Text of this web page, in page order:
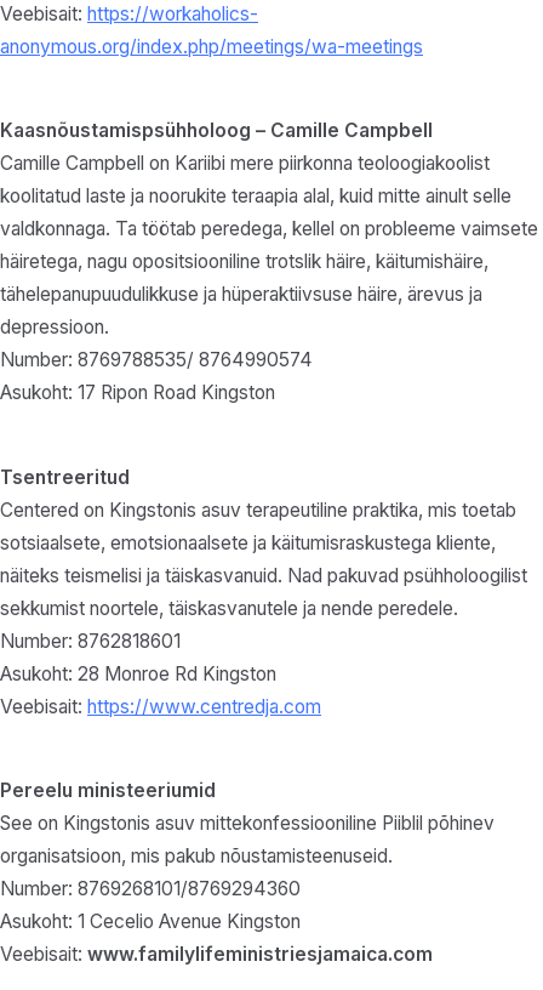
Veebisait: https://workaholics-
anonymous.org/index.php/meetings/wa-meetings
Kaasnõustamispsühholoog – Camille Campbell
Camille Campbell on Kariibi mere piirkonna teoloogiakoolist
koolitatud laste ja noorukite teraapia alal, kuid mitte ainult selle
valdkonnaga. Ta töötab peredega, kellel on probleeme vaimsete
häiretega, nagu opositsiooniline trotslik häire, käitumishäire,
tähelepanupuudulikkuse ja hüperaktiivsuse häire, ärevus ja
depressioon.
Number: 8769788535/ 8764990574
Asukoht: 17 Ripon Road Kingston
Tsentreeritud
Centered on Kingstonis asuv terapeutiline praktika, mis toetab
sotsiaalsete, emotsionaalsete ja käitumisraskustega kliente,
näiteks teismelisi ja täiskasvanuid. Nad pakuvad psühholoogilist
sekkumist noortele, täiskasvanutele ja nende peredele.
Number: 8762818601
Asukoht: 28 Monroe Rd Kingston
Veebisait: https://www.centredja.com
Pereelu ministeeriumid
See on Kingstonis asuv mittekonfessiooniline Piiblil põhinev
organisatsioon, mis pakub nõustamisteenuseid.
Number: 8769268101/8769294360
Asukoht: 1 Cecelio Avenue Kingston
Veebisait: www.familylifeministriesjamaica.com